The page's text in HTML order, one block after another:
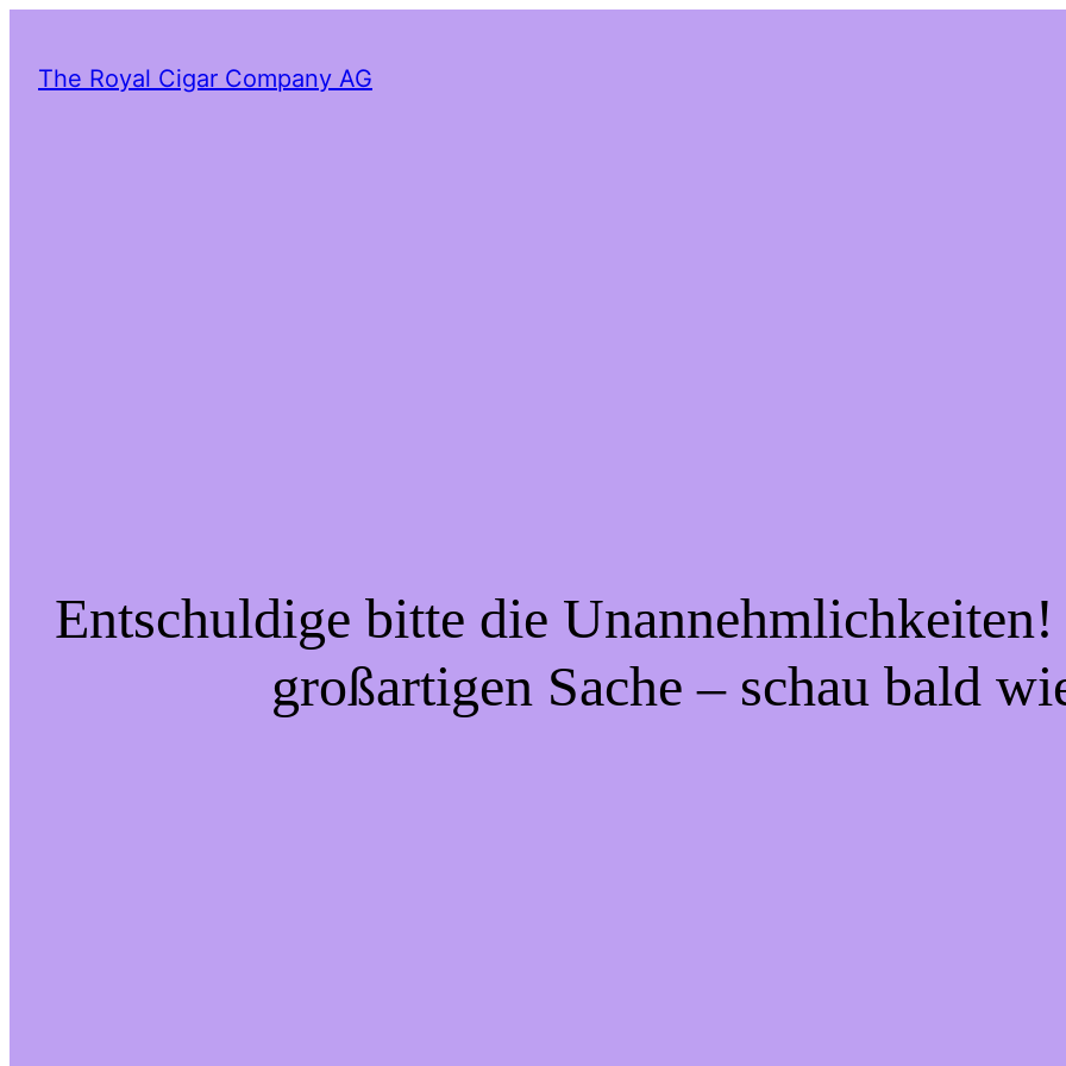
The Royal Cigar Company AG
Entschuldige bitte die
großartigen Sache – schau bald